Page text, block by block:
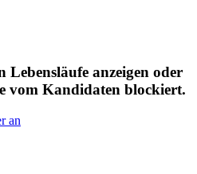
anzeigen oder
vom Kandidaten blockiert.
an